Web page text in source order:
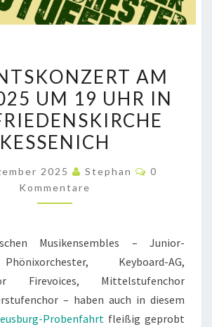
AM
9.12.2025
UM
19
IN
DER
AM
UM 19 UHR IN
KESSENICH
2025 Stephan
0
Kommentare
Musikensembles – Junior-
Keyboard-AG,
Firevoices, Mittelstufenchor
– haben auch in diesem
Probenfahrt fleißig geprobt